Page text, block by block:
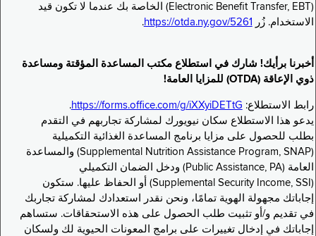
(Electronic Benefit Transfer, EBT) الخاصة بك عندما لا تكون قيد
الاستخدام. زُر
https://otda.ny.gov/5261
.
أخبرنا برأيك! شارك في استطلاع مكتب المساعدة المؤقتة ومساعدة
ذوي الإعاقة (OTDA) للمزايا العامة!
رابط الاستطلاع: https://forms.office.com/g/iXXyiDETtG
.
يدعو هذا الاستطلاع سكان نيويورك لمشاركة تجاربهم في التقدم
بطلب للحصول على مزايا برنامج المساعدة الغذائية التكميلية
(Supplemental Nutrition Assistance Program, SNAP) والمساعدة
العامة (Public Assistance, PA) ودخل الضمان التكميلي
(Supplemental Security Income, SSI) أو الحفاظ عليها. ستكون
إجاباتك مجهولة الهوية تمامًا، ونحن نقدر استعدادك لمشاركة تجاربك
في تقديم و/أو تثبيت طلب الحصول على هذه الاستحقاقات. ستساهم
إجاباتك في إدخال تغييرات على برامج المعونات الحيوية لك ولسكان